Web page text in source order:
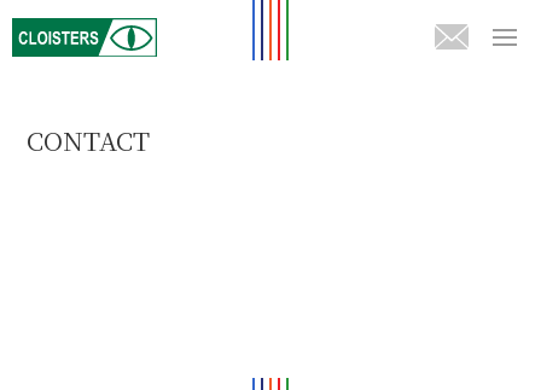
CONTACT